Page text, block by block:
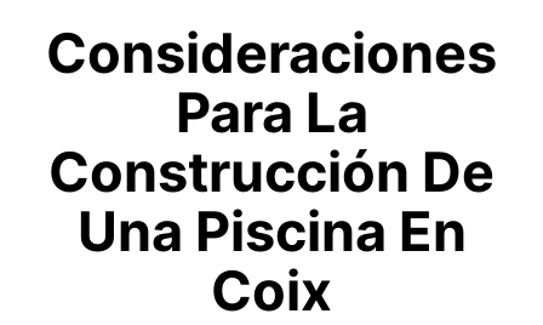
Consideraciones
Para La
Construcción De
Una Piscina En
Coix